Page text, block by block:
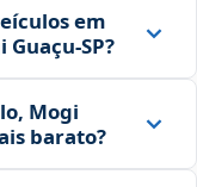
em
Mogi
barato?